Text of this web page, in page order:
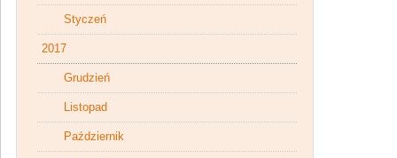
Styczeń
2017
Grudzień
Listopad
Październik